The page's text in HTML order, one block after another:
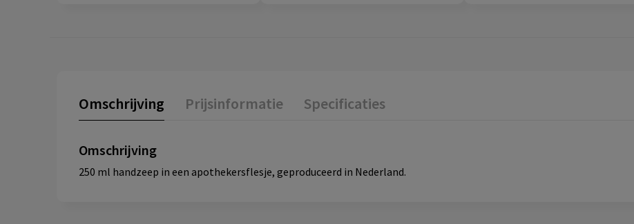
Omschrijving Prijsinformatie Specificaties
Omschrijving
250 ml handzeep in een apothekersflesje, geproduceerd in Nederland.